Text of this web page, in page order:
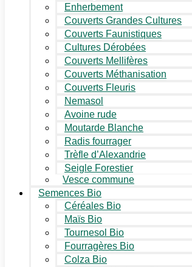
Enherbement
Couverts Grandes Cultures
Couverts Faunistiques
Cultures Dérobées
Couverts Mellifères
Couverts Méthanisation
Couverts Fleuris
Nemasol
Avoine rude
Moutarde Blanche
Radis fourrager
Trèfle d’Alexandrie
Seigle Forestier
Vesce commune
Semences Bio
Céréales Bio
Maïs Bio
Tournesol Bio
Fourragères Bio
Colza Bio